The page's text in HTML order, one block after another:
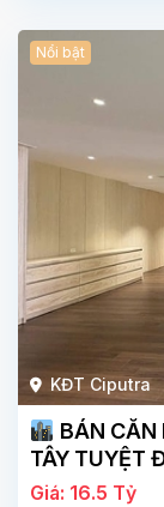
KĐT Ciputra
Nổi bật
BÁN CĂN
TÂY TUYỆT
Giá: 16.5 Tỷ